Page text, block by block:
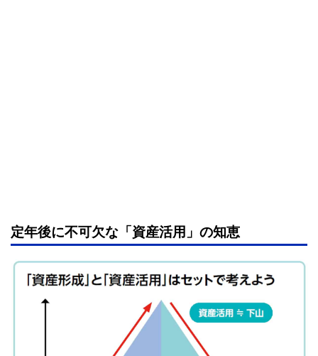
定年後に不可欠な「資産活用」の知恵